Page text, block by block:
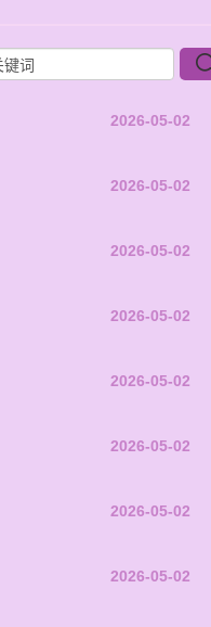
2026-05-02
2026-05-02
2026-05-02
2026-05-02
2026-05-02
2026-05-02
2026-05-02
2026-05-02